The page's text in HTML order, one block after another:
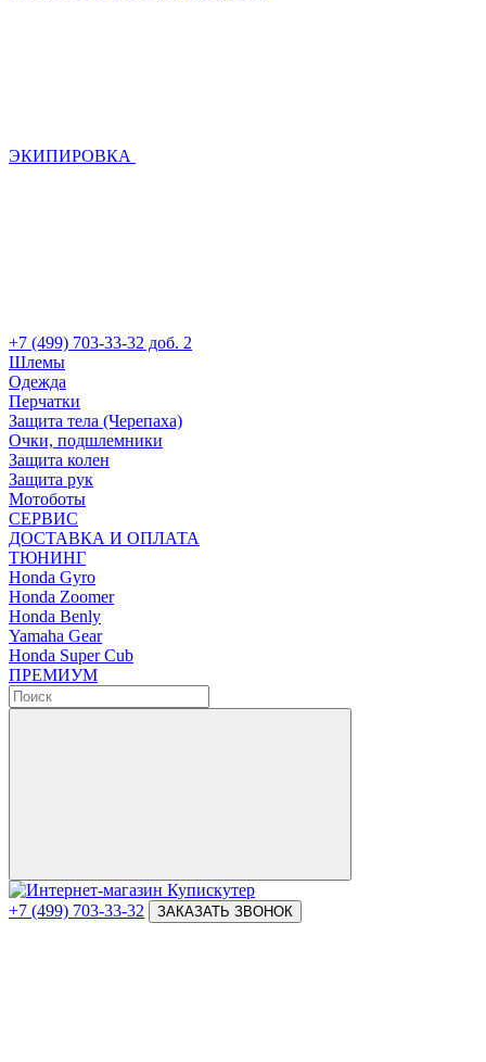
ЭКИПИРОВКА
+7 (499) 703-33-32 доб. 2
Шлемы
Одежда
Перчатки
Защита тела (Черепаха)
Очки, подшлемники
Защита колен
Защита рук
Мотоботы
СЕРВИС
ДОСТАВКА И ОПЛАТА
ТЮНИНГ
Honda Gyro
Honda Zoomer
Honda Benly
Yamaha Gear
Honda Super Cub
ПРЕМИУМ
+7 (499) 703-33-32 ЗАКАЗАТЬ ЗВОНОК